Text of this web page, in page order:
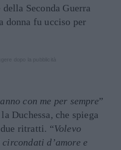
Seconda Guerra
donna fu ucciso per
con me per sempre”
Duchessa, che spiega
ritratti. “Volevo
d’amore e